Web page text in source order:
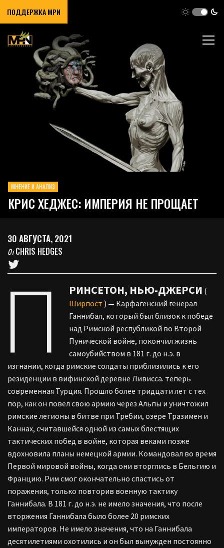
ПОДДЕРЖКА MPN
МНЕНИЕ И АНАЛИЗ
КРИС ХЕДЖЕС: ИМПЕРИЯ НЕ ПРОЩАЕТ
30 АВГУСТА, 2021
ОтCHRIS HEDGES
П РИНСЕТОН, НЬЮ-ДЖЕРСИ (
Ширпост ) — Карфагенский генерал
Ганнибал, который был близок к победе
над Римской республикой во Второй
Пунической войне, покончил жизнь
самоубийством в 181 г. до н.э. в
изгнании, когда римские солдаты приблизились к его
резиденции в вифинской деревне Ливисса. теперь
современная Турция. Прошло более тридцати лет с тех
пор, как он повел свою армию через Альпы и уничтожил
римские легионы в битве при Требии, озере Тразимен и
Каннах, считавшейся одной из самых блестящих
тактических побед в войне, которая веками позже
вдохновила планы немецкой армии. Командовал во время
Первой мировой войны, когда они вторглись в Бельгию и
Францию. Рим смог окончательно спастись от
поражения, только повторив военную тактику
Ганнибала. В 181 г. до н.э. не имело значения, что после
вторжения Ганнибала было более 20 римских
императоров. Не имело значения, что на Ганнибала
десятилетиями охотились и он был вынужден постоянно